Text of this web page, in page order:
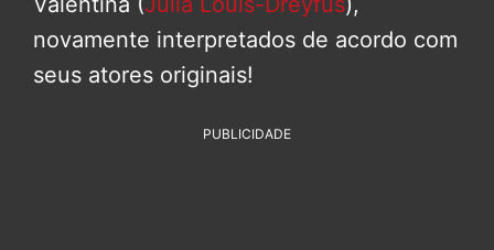
novamente interpretados de acordo com
seus atores originais!
PUBLICIDADE